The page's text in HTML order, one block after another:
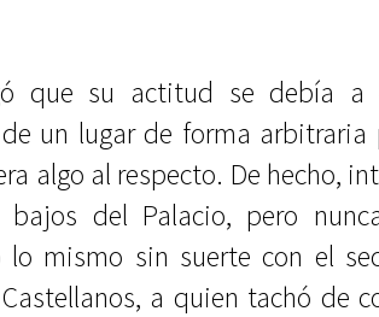
que su actitud se debía a
un lugar de forma arbitraria
algo al respecto. De hecho,
bajos del Palacio, pero
lo mismo sin suerte con el
a quien tachó de